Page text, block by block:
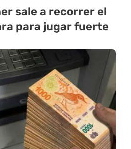
sale a recorrer el
para jugar fuerte